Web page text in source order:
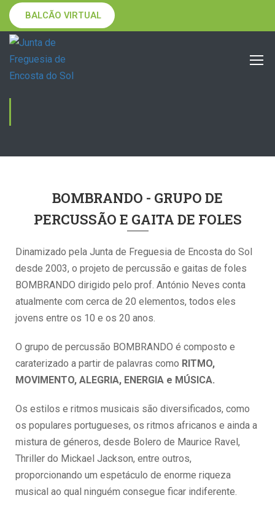
BALCÃO VIRTUAL
BOMBRANDO - GRUPO DE
PERCUSSÃO E GAITA DE FOLES
Dinamizado pela Junta de Freguesia de Encosta do Sol
desde 2003, o projeto de percussão e gaitas de foles
BOMBRANDO dirigido pelo prof. António Neves conta
atualmente com cerca de 20 elementos, todos eles
jovens entre os 10 e os 20 anos.
O grupo de percussão BOMBRANDO é composto e
caraterizado a partir de palavras como RITMO,
MOVIMENTO, ALEGRIA, ENERGIA e MÚSICA.
Os estilos e ritmos musicais são diversificados, como
os populares portugueses, os ritmos africanos e ainda a
mistura de géneros, desde Bolero de Maurice Ravel,
Thriller do Mickael Jackson, entre outros,
proporcionando um espetáculo de enorme riqueza
musical ao qual ninguém consegue ficar indiferente.